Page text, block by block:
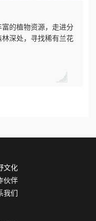
的植物资源，走进分
深处，寻找稀有兰花
文化
伙伴
我们